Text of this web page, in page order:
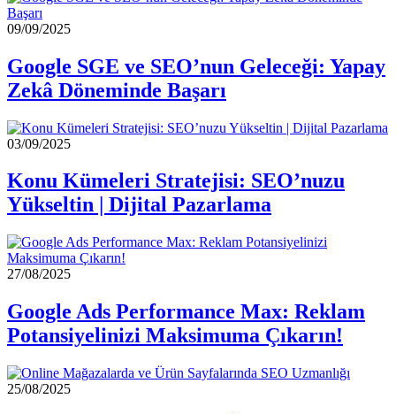
09/09/2025
Google SGE ve SEO’nun Geleceği: Yapay
Zekâ Döneminde Başarı
03/09/2025
Konu Kümeleri Stratejisi: SEO’nuzu
Yükseltin | Dijital Pazarlama
27/08/2025
Google Ads Performance Max: Reklam
Potansiyelinizi Maksimuma Çıkarın!
25/08/2025